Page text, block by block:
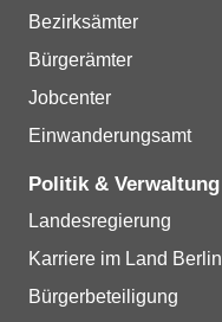
Bezirksämter
Bürgerämter
Jobcenter
Einwanderungsamt
Politik & Verwaltung
Landesregierung
Karriere im Land Berlin
Bürgerbeteiligung